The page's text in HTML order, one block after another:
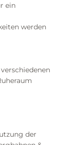
ein
werden
der